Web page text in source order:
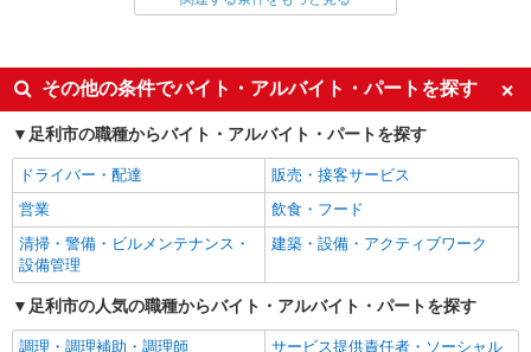
時給1500円〜2125円 ＜日払い有/週払い有/交
キープ 詳細を見る
派遣社員
株式会社kotrio /●UT-H-2068865
足利市の小さいデイサービス★残業なし♪日勤
のみ◎夜はおうち時間
派遣社員
紹介予定派遣
同じ特徴から足利駅の求人を探す
入社日応相談
履歴書不要
Web面接OK
職場見学OKまたは説明会あり
未経験歓迎
経験者・有資格者歓迎
新卒・第二新卒歓迎
主婦・主夫歓迎
フリーター歓迎
学歴不問
ブランクOK
その他の条件でバイト・アルバイト・パートを探す
足利市の職種からバイト・アルバイト・パートを探す
ドライバー・配達
販売・接客サービス
営業
飲食・フード
清掃・警備・ビルメンテナンス・
設備管理
建築・設備・アクティブワーク
足利市の人気の職種からバイト・アルバイト・パートを探す
調理・調理補助・調理師
サービス提供責任者・ソーシャル